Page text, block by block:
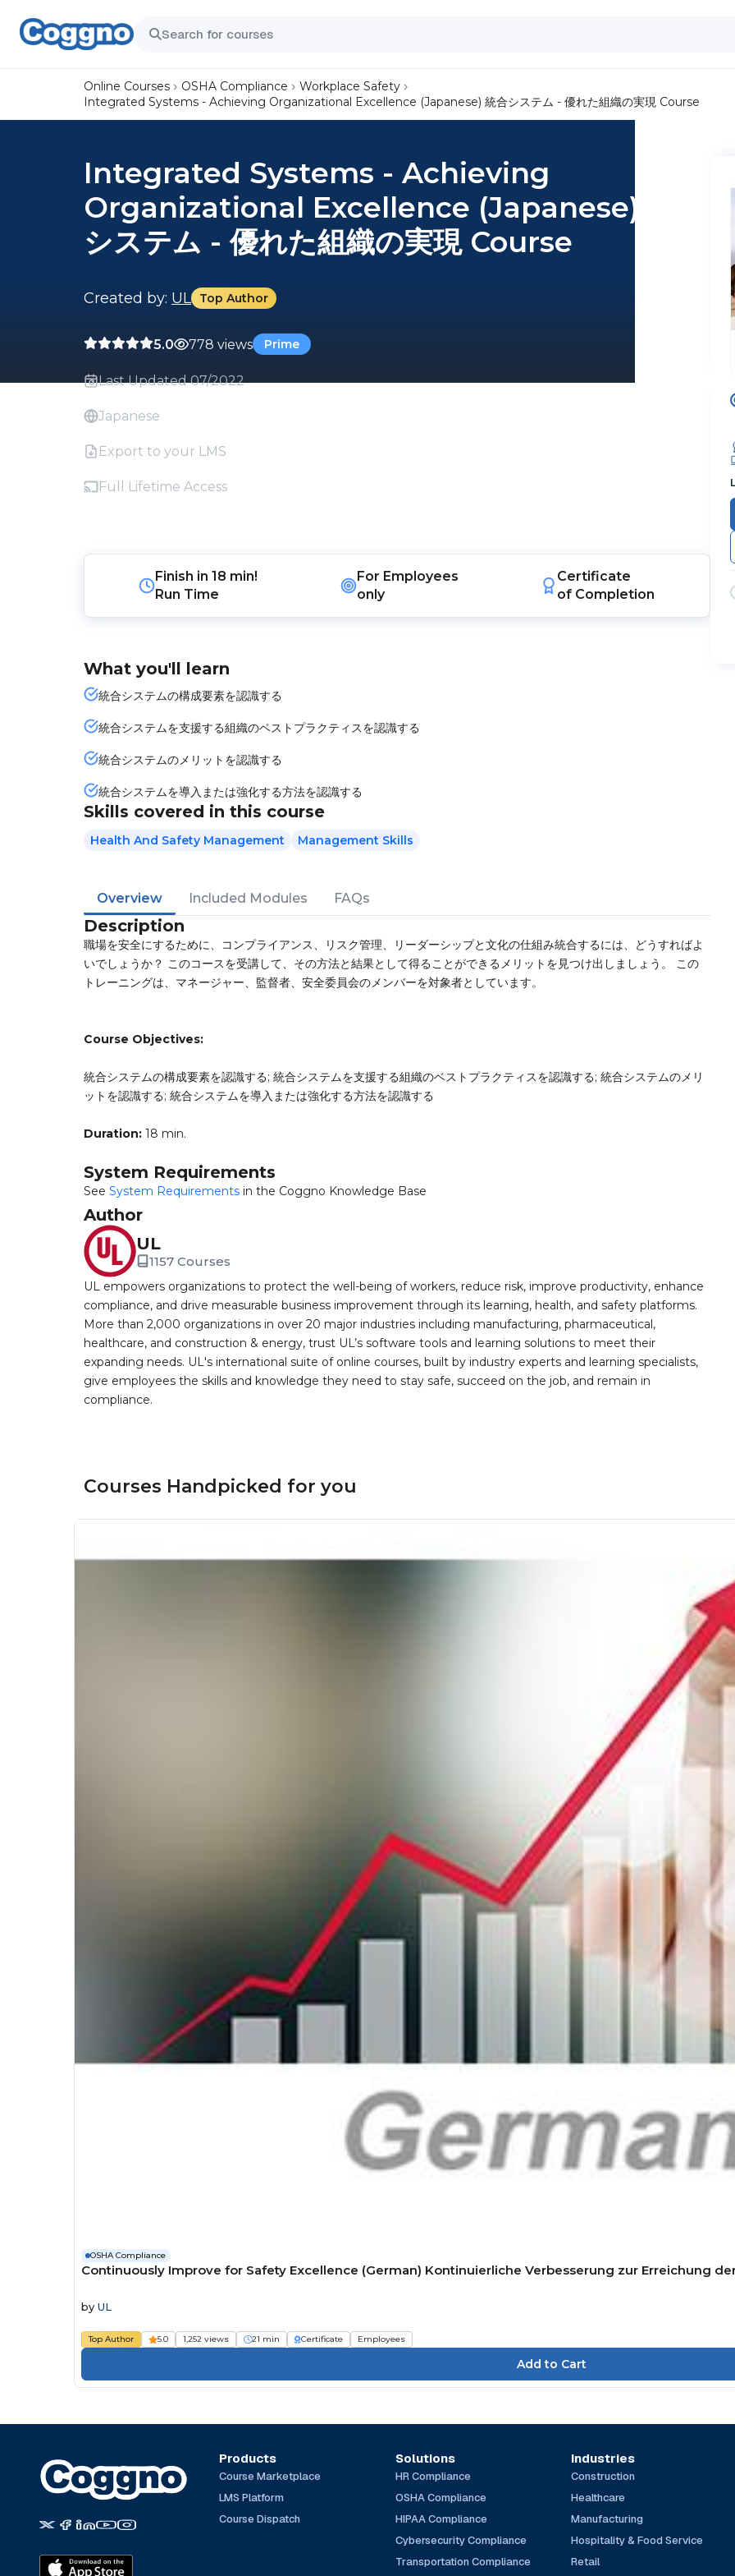
Online Courses OSHA Compliance
Workplace Safety
Integrated Systems - Achieving Organizational Excellence (Japanese) 統合システム - 優れた組織の実現 Course
Integrated Systems - Achieving
Organizational Excellence (Japanese) 統合
システム - 優れた組織の実現 Course
Created by: UL Top Author
5.0 778 views Prime
Last Updated 07/2022
Japanese
Export to your LMS
Full Lifetime Access
Finish in18 min!
Run Time
For Employees
only
Certificate
of Completion
What you'll learn
統合システムの構成要素を認識する
統合システムを支援する組織のベストプラクティスを認識する
統合システムのメリットを認識する
統合システムを導入または強化する方法を認識する
Skills covered in this course
Health And Safety Management Management Skills
Overview Included Modules FAQs
Description
職場を安全にするために、コンプライアンス、リスク管理、リーダーシップと文化の仕組み統合するには、どうすればよ
いでしょうか？ このコースを受講して、その方法と結果として得ることができるメリットを見つけ出しましょう。 この
トレーニングは、マネージャー、監督者、安全委員会のメンバーを対象者としています。
Course Objectives:
統合システムの構成要素を認識する; 統合システムを支援する組織のベストプラクティスを認識する; 統合システムのメリ
ットを認識する; 統合システムを導入または強化する方法を認識する
Duration: 18 min.
System Requirements
See System Requirements in the Coggno Knowledge Base
Author
UL
1157 Courses
UL empowers organizations to protect the well-being of workers, reduce risk, improve productivity, enhance
compliance, and drive measurable business improvement through its learning, health, and safety platforms.
More than 2,000 organizations in over 20 major industries including manufacturing, pharmaceutical,
healthcare, and construction & energy, trust UL’s software tools and learning solutions to meet their
expanding needs. UL's international suite of online courses, built by industry experts and learning specialists,
give employees the skills and knowledge they need to stay safe, succeed on the job, and remain in
compliance.
Courses Handpicked for you
OSHA Compliance
Continuously Improve for Safety Excellence (German) Kontinuierliche Verbesserung zur Erreichung
by UL
Top Author 5.0 1,252 views 21 min Certificate Employees
Products
Course Marketplace
LMS Platform
Course Dispatch
Solutions
HR Compliance
OSHA Compliance
HIPAA Compliance
Cybersecurity Compliance
Transportation Compliance
Industries
Construction
Healthcare
Manufacturing
Hospitality & Food Service
Retail